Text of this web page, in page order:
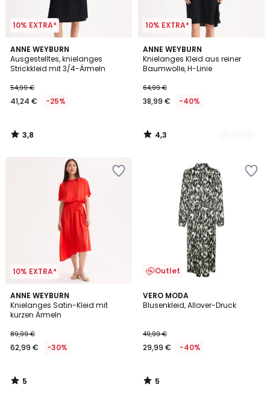
10% EXTRA*
ANNE WEYBURN
Ausgestelltes, knielanges
Strickkleid mit 3/4-Ärmeln
54,99 €
41,24 € -25%
3,8
/ 5
3,8
/
10% EXTRA*
ANNE WEYBURN
Knielanges Kleid aus reiner
Baumwolle, H-Linie
64,99 €
38,99 € -40%
4,3
/ 5
2
Farben
4,3
/
10% EXTRA*
ANNE WEYBURN
Knielanges Satin-Kleid mit
kurzen Ärmeln
89,99 €
62,99 € -30%
5
/
5
5
/
Outlet
VERO MODA
Blusenkleid, Allover-Druck
49,99 €
29,99 € -40%
5
/
5
/